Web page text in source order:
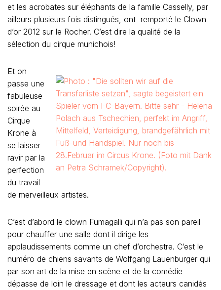
et les acrobates sur éléphants de la famille Casselly, par
ailleurs plusieurs fois distingués, ont remporté le Clown
d’or 2012 sur le Rocher. C’est dire la qualité de la
sélection du cirque munichois!
Et on
passe une
fabuleuse
soirée au
Cirque
Krone à
se laisser
ravir par la
perfection
du travail
de merveilleux artistes.
C’est d’abord le clown Fumagalli qui n’a pas son pareil
pour chauffer une salle dont il dirige les
applaudissements comme un chef d’orchestre. C’est le
numéro de chiens savants de Wolfgang Lauenburger qui
par son art de la mise en scène et de la comédie
dépasse de loin le dressage et dont les acteurs canidés